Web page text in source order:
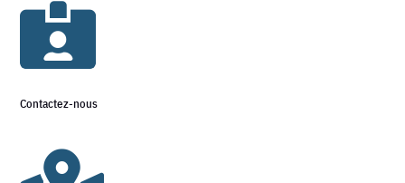

Contactez-nous